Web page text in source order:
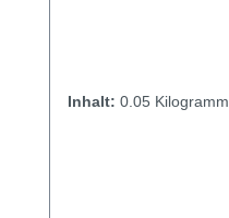
Inhalt: 0.05 Kilogramm